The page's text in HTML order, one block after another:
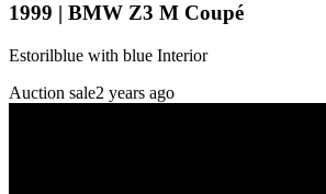
1999 | BMW Z3 M Coupé
Estorilblue with blue Interior
Auction sale2 years ago